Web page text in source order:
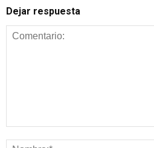
Dejar respuesta